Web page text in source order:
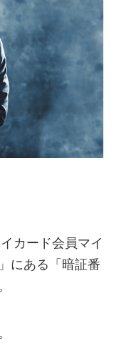
カード会員マイ
にある「暗証番